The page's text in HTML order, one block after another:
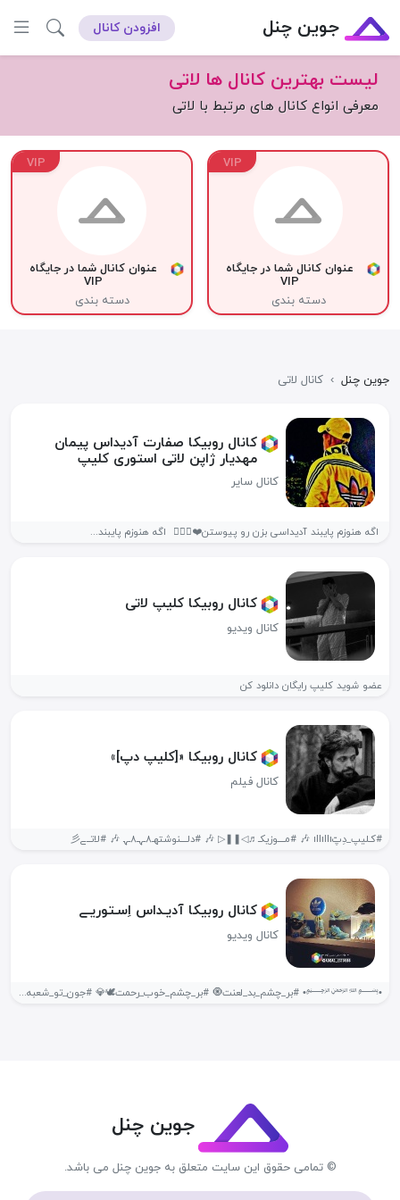
جوین چنل افزودن کانال
لیست بهترین کانال ها لاتی
معرفی انواع کانال های مرتبط با لاتی
VIP
عنوان کانال شما در جایگاه
VIP
دسته بندی
VIP
عنوان کانال شما در جایگاه
VIP
دسته بندی
جوین چنل › کانال لاتی
کانال روبیکا صفارت آدیداس پیمان
مهدیار ژاپن لاتی استوری کلیپ
کانال سایر
‌ اگه هنوزم پایبند آدیداسی بزن رو پیوستن❤️❤️‍🔥🙏 ‌‌ اگه هنوزم پایبند...
کانال روبیکا کلیپ لاتی
کانال ویدیو
عضو شوید کلیپ رایگان دانلود کن
کانال روبیکا «[کلیپ دپ]»
کانال فیلم
#‌کـلیپ_د‌ِپّıllıllı 🎶 #مــــوزیکـ♬◁❚❚▷ 🎶 #دلــــنوشتهـ٨ـﮩـ۸ـﮩ 🎶 #لاتــے彡
کانال روبیکا آدیـداس اِسـتوریـے
کانال ویدیو
•‌﷽• #بر_چشم‌_بد_لعنت🧿 #بر_چشم_خوب_رحمت🕊💎 #جون_تو_شعبه_ندرم #اصـــــالت‌⁦💎 • ⚜️🉐 ¹⁴⁰¹.¹⁰.²⁸ 400..........🚀.........500 لینک کانال: @adidas_estori86...
جوین چنل
© تمامی حقوق این سایت متعلق به جوین چنل می باشد.